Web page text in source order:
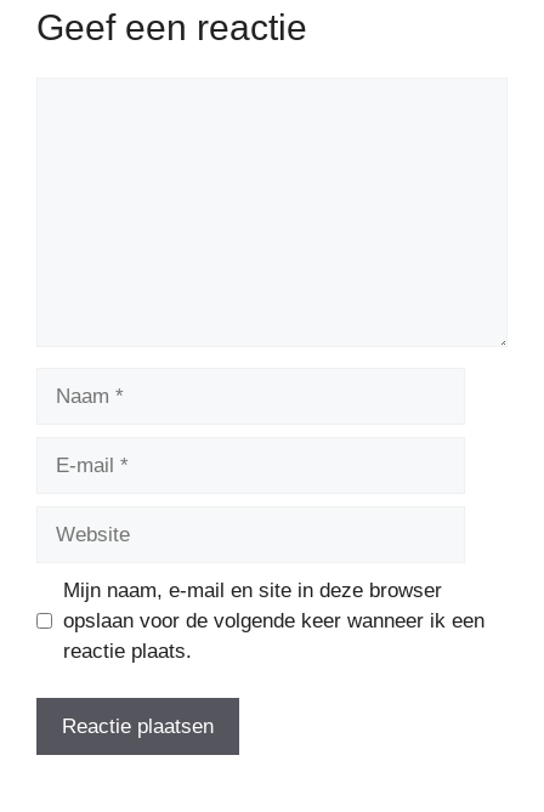
Geef een reactie
Mijn naam, e-mail en site in deze browser
opslaan voor de volgende keer wanneer ik een
reactie plaats.